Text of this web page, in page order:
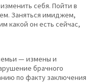
себя. Пойти в
Заняться имиджем,
какой он есть сейчас,
— измены и
брачного
по факту заключения